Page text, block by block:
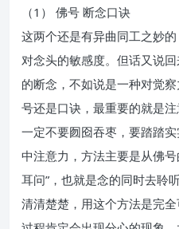
（1） 佛号 断念口诀
这两个还是有异曲同工之妙
对念头的敏感度。但话又说
的断念，不如说是一种对觉
号还是口诀，最重要的就是
一定不要囫囵吞枣，要踏踏
中注意力，方法主要是从佛
耳问”，也就是念的同时去聆
清清楚楚，用这个方法是完